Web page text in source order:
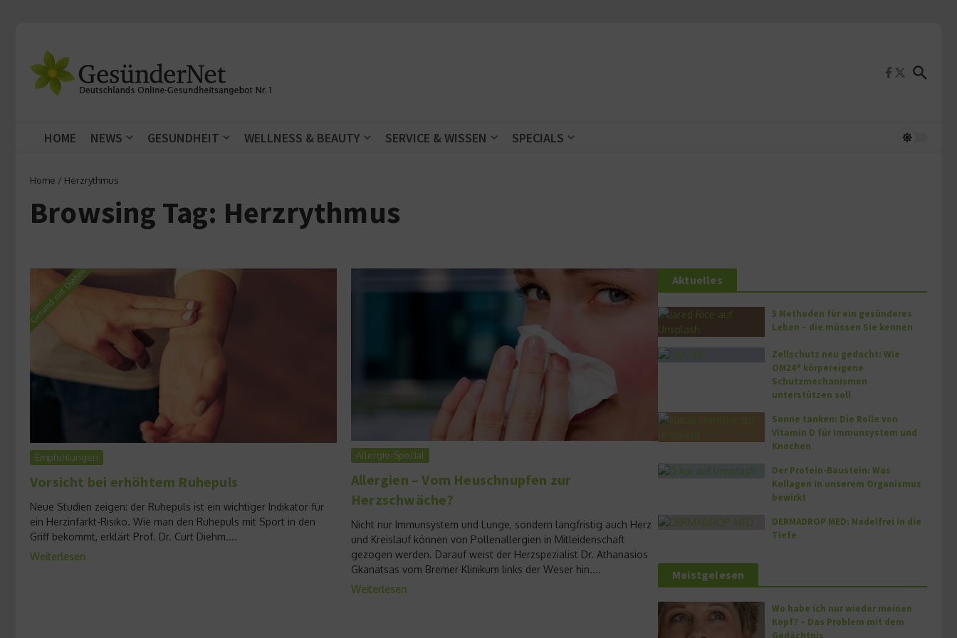
HOME NEWS GESUNDHEIT WELLNESS & BEAUTY SERVICE & WISSEN SPECIALS
Home / Herzrythmus
Browsing Tag: Herzrythmus
Empfehlungen
Vorsicht bei erhöhtem Ruhepuls
Neue Studien zeigen: der Ruhepuls ist ein wichtiger Indikator für
ein Herzinfarkt-Risiko. Wie man den Ruhepuls mit Sport in den
Griff bekommt, erklärt Prof. Dr. Curt Diehm....
Weiterlesen
Allergie-Special
Allergien – Vom Heuschnupfen zur
Herzschwäche?
Nicht nur Immunsystem und Lunge, sondern langfristig auch Herz
und Kreislauf können von Pollenallergien in Mitleidenschaft
gezogen werden. Darauf weist der Herzspezialist Dr. Athanasios
Gkanatsas vom Bremer Klinikum links der Weser hin....
Weiterlesen
Aktuelles
5 Methoden für ein gesünderes
Leben – die müssen Sie kennen
Zellschutz neu gedacht: Wie
OM24® körpereigene
Schutzmechanismen
unterstützen soll
Sonne tanken: Die Rolle von
Vitamin D für Immunsystem und
Knochen
Der Protein-Baustein: Was
Kollagen in unserem Organismus
bewirkt
DERMADROP MED: Nadelfrei in die
Tiefe
Meistgelesen
Wo habe ich nur wieder meinen
Kopf? – Das Problem mit dem
Gedächtnis